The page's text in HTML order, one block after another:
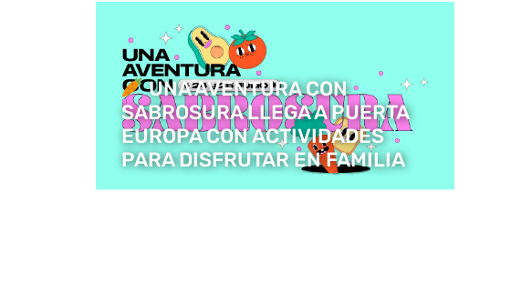
UNA AVENTURA CON
SABROSURA LLEGA A PUERTA
EUROPA CON ACTIVIDADES
PARA DISFRUTAR EN FAMILIA